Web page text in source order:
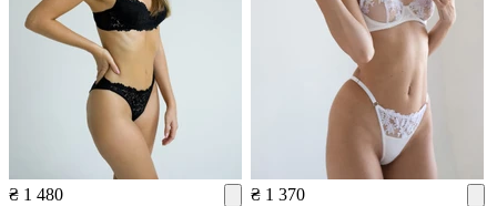
₴ 1 480 ₴ 1 370